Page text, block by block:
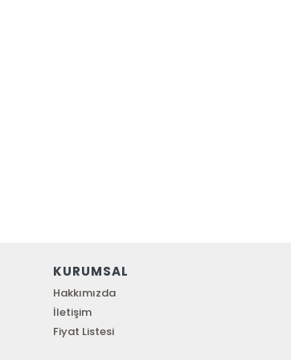
KURUMSAL
Hakkımızda
İletişim
Fiyat Listesi